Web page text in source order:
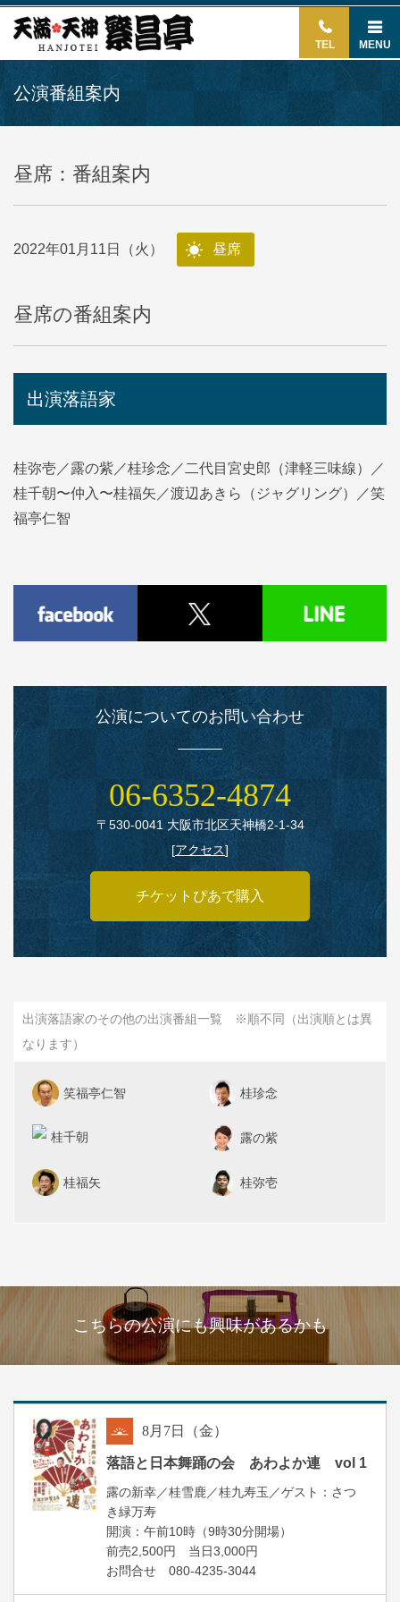
TEL MENU
公演番組案内
昼席：番組案内
2022年01月11日（火） 昼席
昼席の番組案内
出演落語家
桂弥壱／露の紫／桂珍念／二代目宮史郎（津軽三味線）／
桂千朝〜仲入〜桂福矢／渡辺あきら（ジャグリング）／笑
福亭仁智
公演についてのお問い合わせ
06‑6352‑4874
〒530‑0041 大阪市北区天神橋2‑1‑34
[アクセス]
チケットぴあで購入
出演落語家のその他の出演番組一覧 ※順不同（出演順とは異
なります）
笑福亭仁智 桂珍念
桂千朝 露の紫
桂福矢 桂弥壱
こちらの公演にも興味があるかも
8月 7日（金）
落語と日本舞踊の会 あわよか連 vol 1
露の新幸／桂雪鹿／桂九寿玉／ゲスト：さつ
き緑万寿
開演：午前10時（9時30分開場）
前売2,500円 当日3,000円
お問合せ 080-4235-3044